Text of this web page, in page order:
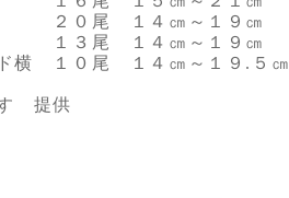
尾 １４㎝～１９㎝
１３尾 １４㎝～１９㎝
横 １０尾 １４㎝～１９.５㎝
提供